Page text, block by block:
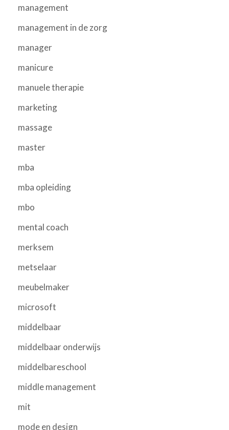
management
management in de zorg
manager
manicure
manuele therapie
marketing
massage
master
mba
mba opleiding
mbo
mental coach
merksem
metselaar
meubelmaker
microsoft
middelbaar
middelbaar onderwijs
middelbareschool
middle management
mit
mode en design